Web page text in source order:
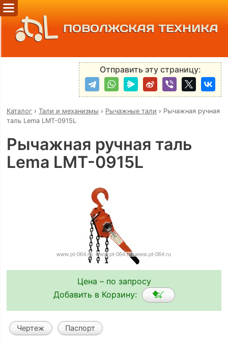
ПОВОЛЖСКАЯ ТЕХНИКА
Отправить эту страницу:
Каталог› Тали и механизмы › Рычажные тали › Рычажная ручная
таль Lema LMT-0915L
Рычажная ручная таль
Lema LMT-0915L
Цена – по запросу
Добавить в Корзину:
Чертеж Паспорт